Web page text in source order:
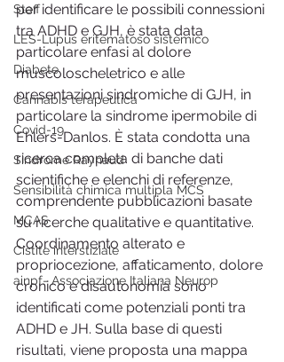
Staff
LES-Lupus eritematoso sistemico
Diabete
Cannabis terapeutica
Covid-19
Sindrome Raynaud
Sensibilità chimica multipla MCS
MCAS
Cistite interstiziale
ainpf- Associazione Italiana Neurop
per identificare le possibili connessioni
tra ADHD e GJH, è stata data
particolare enfasi al dolore
muscoloscheletrico e alle
presentazioni sindromiche di GJH, in
particolare la sindrome ipermobile di
Ehlers-Danlos. È stata condotta una
ricerca completa di banche dati
scientifiche e elenchi di referenze,
comprendente pubblicazioni basate
su ricerche qualitative e quantitative.
Coordinamento alterato e
propriocezione, affaticamento, dolore
cronico e disautonomia sono
identificati come potenziali ponti tra
ADHD e JH. Sulla base di questi
risultati, viene proposta una mappa